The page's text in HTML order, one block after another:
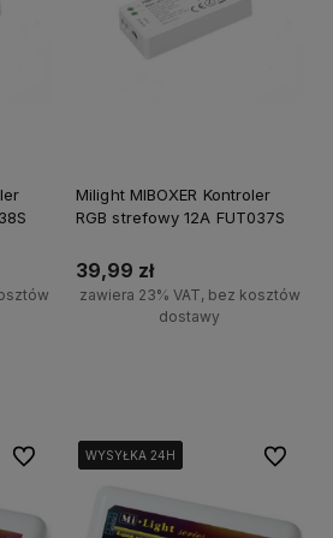
Milight MIBOXER Kontroler
RGB strefowy 12A FUT037S
39,99 zł
zawiera 23% VAT, bez kosztów
dostawy
Do ulubionychWYSYŁKA 24H
WYSYŁKA 24H
WYSYŁKA 24H
WYSYŁKA 24H Do